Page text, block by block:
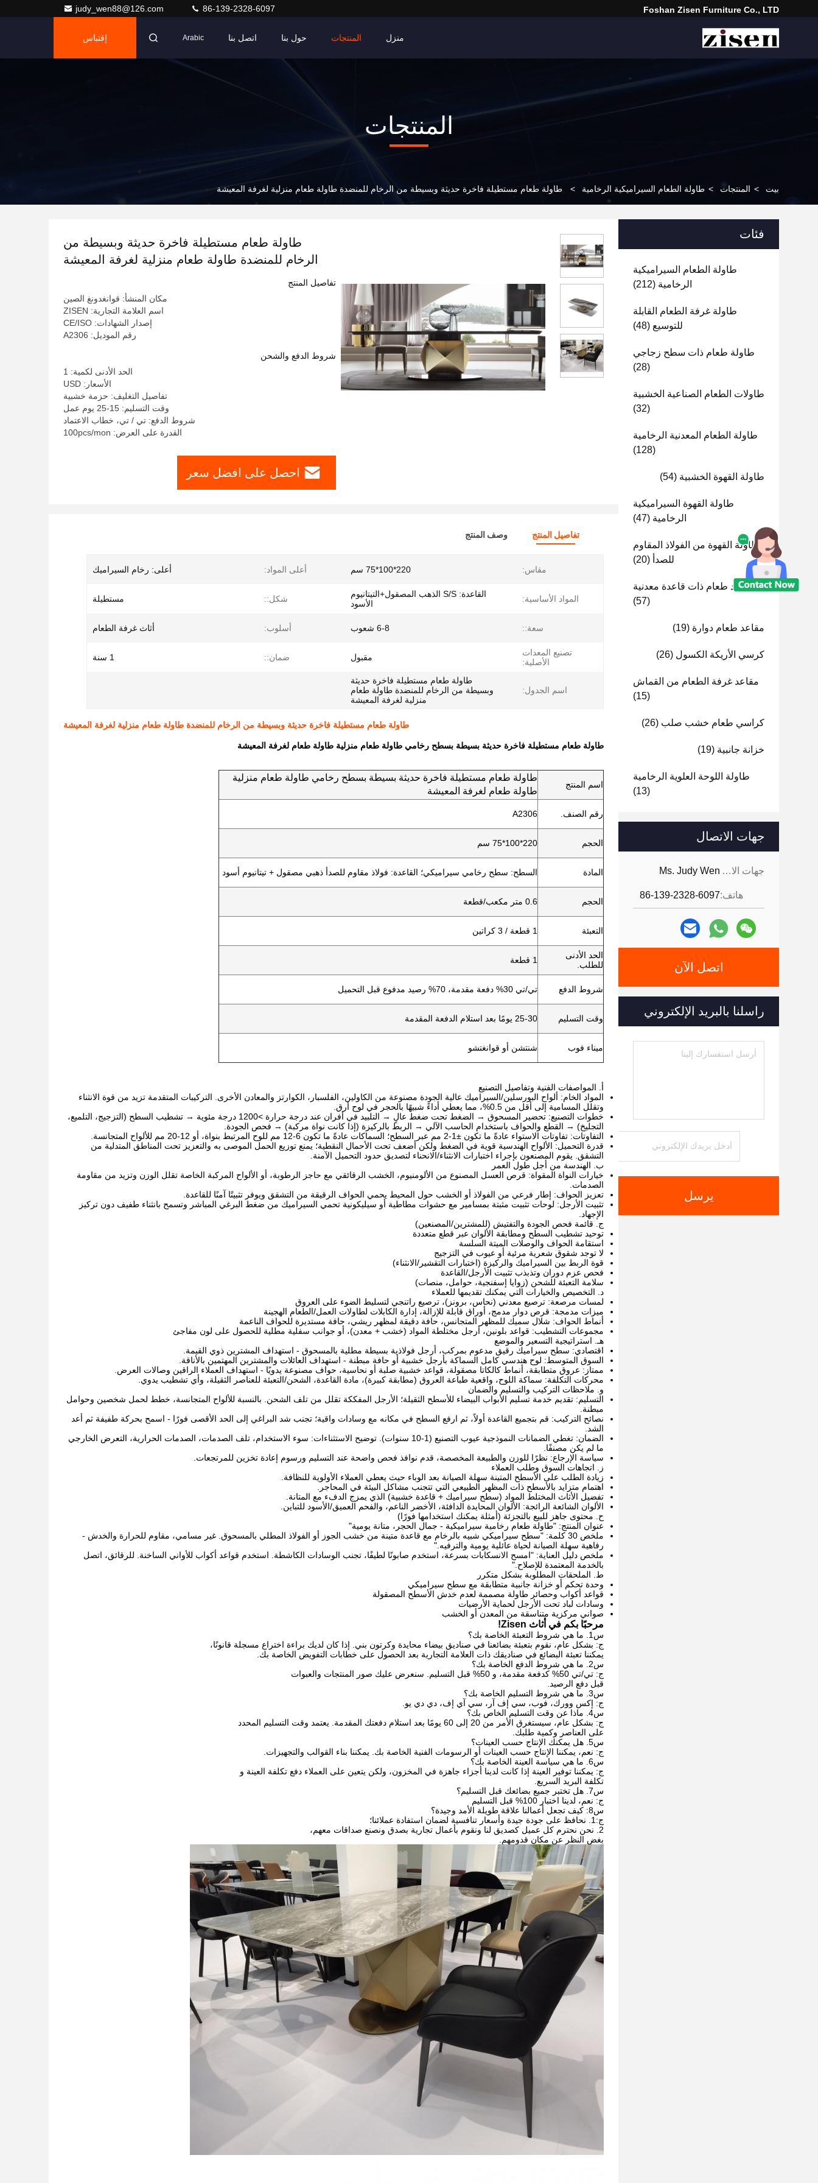
Foshan Zisen Furniture Co., LTD
judy_wen88@126.com 86-139-2328-6097
منزل المنتجات حول بنا اتصل بنا Arabic إقتباس
المنتجات
بيت > المنتجات > طاولة الطعام السيراميكية الرخامية > طاولة طعام مستطيلة فاخرة حديثة وبسيطة من الرخام للمنضدة طاولة طعام منزلية لغرفة المعيشة
فئات
طاولة الطعام السيراميكية
الرخامية (212)
طاولة غرفة الطعام القابلة
للتوسيع (48)
طاولة طعام ذات سطح زجاجي
(28)
طاولات الطعام الصناعية الخشبية
(32)
طاولة الطعام المعدنية الرخامية
(128)
طاولة القهوة الخشبية (54)
طاولة القهوة السيراميكية
الرخامية (47)
طاولة القهوة من الفولاذ المقاوم
للصدأ (20)
مقاعد طعام ذات قاعدة معدنية
(57)
مقاعد طعام دوارة (19)
كرسي الأريكة الكسول (26)
مقاعد غرفة الطعام من القماش
(15)
كراسي طعام خشب صلب (26)
خزانة جانبية (19)
طاولة اللوحة العلوية الرخامية
(13)
جهات الاتصال
جهات الاتصال: Ms. Judy Wen
هاتف:86-139-2328-6097
اتصل الآن
راسلنا بالبريد الإلكتروني
يرسل
طاولة طعام مستطيلة فاخرة حديثة وبسيطة من
الرخام للمنضدة طاولة طعام منزلية لغرفة المعيشة
تفاصيل المنتج
مكان المنشأ: قوانغدونغ الصين
اسم العلامة التجارية: ZISEN
إصدار الشهادات: CE/ISO
رقم الموديل: A2306
شروط الدفع والشحن
الحد الأدنى لكمية: 1
الأسعار: USD
تفاصيل التغليف: حزمة خشبية
وقت التسليم: 15-25 يوم عمل
شروط الدفع: تي / تي، خطاب الاعتماد
القدرة على العرض: 100pcs/mon
احصل على افضل سعر
تفاصيل المنتج وصف المنتج
مقاس: 220*100*75 سم أعلى المواد: أعلى: رخام السيراميك
المواد الأساسية:
القاعدة: S/S الذهب المصقول+التيتانيوم
الأسود
شكل:: مستطيلة
سعة:: 6-8 شعوب أسلوب: أثاث غرفة الطعام
تصنيع المعدات
الأصلية:
مقبول ضمان:: 1 سنة
اسم الجدول:
طاولة طعام مستطيلة فاخرة حديثة
وبسيطة من الرخام للمنضدة طاولة طعام
منزلية لغرفة المعيشة
طاولة طعام مستطيلة فاخرة حديثة وبسيطة من الرخام للمنضدة طاولة طعام منزلية لغرفة المعيشة
طاولة طعام مستطيلة فاخرة حديثة بسيطة بسطح رخامي طاولة طعام منزلية طاولة طعام لغرفة المعيشة
اسم المنتج
طاولة طعام مستطيلة فاخرة حديثة بسيطة بسطح رخامي طاولة طعام منزلية
طاولة طعام لغرفة المعيشة
رقم الصنف. A2306
الحجم 220*100*75 سم
المادة السطح: سطح رخامي سيراميكي؛ القاعدة: فولاذ مقاوم للصدأ ذهبي مصقول + تيتانيوم أسود
الحجم 0.6 متر مكعب/قطعة
التعبئة 1 قطعة / 3 كراتين
الحد الأدنى
للطلب.
1 قطعة
شروط الدفع تي/تي 30% دفعة مقدمة، 70% رصيد مدفوع قبل التحميل
وقت التسليم 25-30 يومًا بعد استلام الدفعة المقدمة
ميناء فوب شنتشن أو قوانغتشو
أ. المواصفات الفنية وتفاصيل التصنيع
المواد الخام: ألواح البورسلين/السيراميك عالية الجودة مصنوعة من الكاولين، الفلسبار، الكوارتز والمعادن الأخرى. التركيبات المتقدمة تزيد من قوة الانثناء
وتقلل المسامية إلى أقل من 0.5%، مما يعطي أداءً شبيهًا بالحجر في لوح أرق.
خطوات التصنيع: تحضير المسحوق → الضغط تحت ضغط عالٍ → التلبيد في أفران عند درجة حرارة >1200 درجة مئوية → تشطيب السطح (التزجيج، التلميع،
التجليخ) → القطع والحواف باستخدام الحاسب الآلي → الربط بالركيزة (إذا كانت نواة مركبة) → فحص الجودة.
التفاوتات: تفاوتات الاستواء عادةً ما تكون ±1-2 مم عبر السطح؛ السماكات عادةً ما تكون 6-12 مم للوح المرتبط بنواة، أو 12-20 مم للألواح المتجانسة.
قدرة التحميل: الألواح الهندسية قوية في الضغط ولكن أضعف تحت الأحمال النقطية؛ يمنع توزيع الحمل الموصى به والتعزيز تحت المناطق المتدلية من
التشقق. يقوم المصنعون بإجراء اختبارات الانثناء/الانحناء لتصديق حدود التحميل الآمنة.
ب. الهندسة من أجل طول العمر
خيارات النواة المقواة: قرص العسل المصنوع من الألومنيوم، الخشب الرقائقي مع حاجز الرطوبة، أو الألواح المركبة الخاصة تقلل الوزن وتزيد من مقاومة
الصدمات.
تعزيز الحواف: إطار فرعي من الفولاذ أو الخشب حول المحيط يحمي الحواف الرقيقة من التشقق ويوفر تثبيتًا آمنًا للقاعدة.
تثبيت الأرجل: لوحات تثبيت مثبتة بمسامير مع حشوات مطاطية أو سيليكونية تحمي السيراميك من ضغط البرغي المباشر وتسمح بانثناء طفيف دون تركيز
الإجهاد.
ج. قائمة فحص الجودة والتفتيش (للمشترين/المصنعين)
توحيد تشطيب السطح ومطابقة الألوان عبر قطع متعددة
استقامة الحواف والوصلات الميتة السلسة
لا توجد شقوق شعرية مرئية أو عيوب في التزجيج
قوة الربط بين السيراميك والركيزة (اختبارات التقشير/الانثناء)
فحص عزم دوران وتذبذب تثبيت الأرجل/القاعدة
سلامة التعبئة للشحن (زوايا إسفنجية، حوامل، منصات)
د. التخصيص والخيارات التي يمكنك تقديمها للعملاء
لمسات مرصعة: ترصيع معدني (نحاس، برونز)، ترصيع راتنجي لتسليط الضوء على العروق
ميزات مدمجة: قرص دوار مدمج، أوراق قابلة للإزالة، إدارة الكابلات لطاولات العمل/الطعام الهجينة
أنماط الحواف: شلال سميك للمظهر المتجانس، حافة دقيقة لمظهر ريشي، حافة مستديرة للحواف الناعمة
مجموعات التشطيب: قواعد بلونين، أرجل مختلطة المواد (خشب + معدن)، أو جوانب سفلية مطلية للحصول على لون مفاجئ
هـ. استراتيجية التسعير والموضع
اقتصادي: سطح سيراميك رقيق مدعوم بمركب، أرجل فولاذية بسيطة مطلية بالمسحوق - استهداف المشترين ذوي القيمة.
السوق المتوسط: لوح هندسي كامل السماكة بأرجل خشبية أو حافة مبطنة - استهداف العائلات والمشترين المهتمين بالأناقة.
ممتاز: عروق متطابقة، أنماط كالكاتا مصقولة، قواعد خشبية صلبة أو نحاسية، حواف مصنوعة يدويًا - استهداف العملاء الراقين وصالات العرض.
محركات التكلفة: سماكة اللوح، واقعية طباعة العروق (مطابقة كبيرة)، مادة القاعدة، الشحن/التعبئة للعناصر الثقيلة، وأي تشطيب يدوي.
و. ملاحظات التركيب والتسليم والضمان
التسليم: تقديم خدمة تسليم الأبواب البيضاء للأسطح الثقيلة؛ الأرجل المفككة تقلل من تلف الشحن. بالنسبة للألواح المتجانسة، خطط لحمل شخصين وحوامل
مبطنة.
نصائح التركيب: قم بتجميع القاعدة أولاً، ثم ارفع السطح في مكانه مع وسادات واقية؛ تجنب شد البراغي إلى الحد الأقصى فورًا - اسمح بحركة طفيفة ثم أعد
الشد.
الضمان: تغطي الضمانات النموذجية عيوب التصنيع (1-10 سنوات). توضيح الاستثناءات: سوء الاستخدام، تلف الصدمات، الصدمات الحرارية، التعرض الخارجي
ما لم يكن مصنفًا.
سياسة الإرجاع: نظرًا للوزن والطبيعة المخصصة، قدم نوافذ فحص واضحة عند التسليم ورسوم إعادة تخزين للمرتجعات.
ز. اتجاهات السوق وطلب العملاء
زيادة الطلب على الأسطح المتينة سهلة الصيانة بعد الوباء حيث يعطي العملاء الأولوية للنظافة.
اهتمام متزايد بالأسطح ذات المظهر الطبيعي التي تتجنب مشاكل البيئة في المحاجر.
تفضيل الأثاث المختلط المواد (سطح سيراميك + قاعدة خشبية) الذي يمزج الدفء مع المتانة.
الألوان الشائعة الرائجة: الألوان المحايدة الدافئة، الأخضر الناعم، والفحم العميق/الأسود للتباين.
ح. محتوى جاهز للبيع بالتجزئة (أمثلة يمكنك استخدامها فورًا)
عنوان المنتج: "طاولة طعام رخامية سيراميكية - جمال الحجر، متانة يومية"
ملخص 30 كلمة: "سطح سيراميكي شبيه بالرخام مع قاعدة متينة من خشب الجوز أو الفولاذ المطلي بالمسحوق. غير مسامي، مقاوم للحرارة والخدش -
رفاهية سهلة الصيانة لحياة عائلية يومية والترفيه."
ملخص دليل العناية: "امسح الانسكابات بسرعة، استخدم صابونًا لطيفًا، تجنب الوسادات الكاشطة. استخدم قواعد أكواب للأواني الساخنة. للرقائق، اتصل
بالخدمة المعتمدة للإصلاح."
ط. الملحقات المطلوبة بشكل متكرر
وحدة تحكم أو خزانة جانبية متطابقة مع سطح سيراميكي
قواعد أكواب وحصائر طاولة مصممة لعدم خدش الأسطح المصقولة
وسادات لباد تحت الأرجل لحماية الأرضيات
صواني مركزية متناسقة من المعدن أو الخشب
مرحبًا بكم في أثاث Zisen!
س1. ما هي شروط التعبئة الخاصة بك؟
ج: بشكل عام، نقوم بتعبئة بضائعنا في صناديق بيضاء محايدة وكرتون بني. إذا كان لديك براءة اختراع مسجلة قانونًا،
يمكننا تعبئة البضائع في صناديقك ذات العلامة التجارية بعد الحصول على خطابات التفويض الخاصة بك.
س2. ما هي شروط الدفع الخاصة بك؟
ج: تي/تي 50% كدفعة مقدمة، و 50% قبل التسليم. سنعرض عليك صور المنتجات والعبوات
قبل دفع الرصيد.
س3. ما هي شروط التسليم الخاصة بك؟
ج: إكس وورك، فوب، سي إف آر، سي آي إف، دي دي يو.
س4. ماذا عن وقت التسليم الخاص بك؟
ج: بشكل عام، سيستغرق الأمر من 20 إلى 60 يومًا بعد استلام دفعتك المقدمة. يعتمد وقت التسليم المحدد
على العناصر وكمية طلبك.
س5. هل يمكنك الإنتاج حسب العينات؟
ج: نعم، يمكننا الإنتاج حسب العينات أو الرسومات الفنية الخاصة بك. يمكننا بناء القوالب والتجهيزات.
س6. ما هي سياسة العينة الخاصة بك؟
ج: يمكننا توفير العينة إذا كانت لدينا أجزاء جاهزة في المخزون، ولكن يتعين على العملاء دفع تكلفة العينة و
تكلفة البريد السريع.
س7. هل تختبر جميع بضائعك قبل التسليم؟
ج: نعم، لدينا اختبار 100% قبل التسليم
س8: كيف تجعل أعمالنا علاقة طويلة الأمد وجيدة؟
ج:1. نحافظ على جودة جيدة وأسعار تنافسية لضمان استفادة عملائنا؛
2. نحن نحترم كل عميل كصديق لنا ونقوم بأعمال تجارية بصدق ونصنع صداقات معهم،
بغض النظر عن مكان قدومهم.